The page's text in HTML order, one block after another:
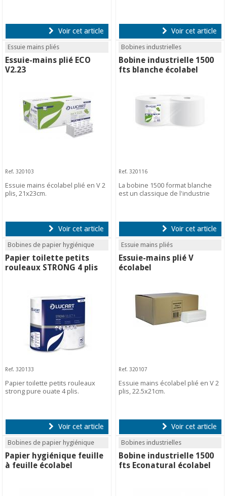
Voir cet article Voir cet article
Essuie mains pliés
Essuie-mains plié ECO
V2.23
Ref. 320103
Essuie mains écolabel plié en V 2
plis, 21x23cm.
Voir cet article
Bobines industrielles
Bobine industrielle 1500
fts blanche écolabel
Ref. 320116
La bobine 1500 format blanche
est un classique de l'industrie
Voir cet article
Bobines de papier hygiénique
Papier toilette petits
rouleaux STRONG 4 plis
Ref. 320133
Papier toilette petits rouleaux
strong pure ouate 4 plis.
Voir cet article
Essuie mains pliés
Essuie-mains plié V
écolabel
Ref. 320107
Essuie mains écolabel plié en V 2
plis, 22.5x21cm.
Voir cet article
Bobines de papier hygiénique
Papier hygiénique feuille
à feuille écolabel
Bobines industrielles
Bobine industrielle 1500
fts Econatural écolabel